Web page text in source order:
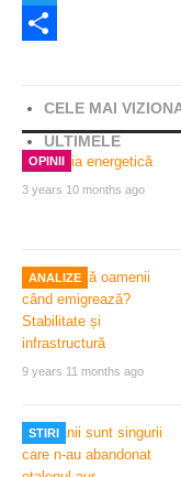
Twitter
CELE MAI
ULTIMELE
OPINII
3 years 10 months ago
ANALIZE
9 years 11 months ago
STIRI